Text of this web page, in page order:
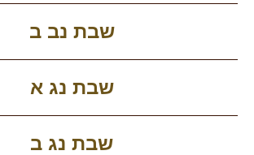
שבת נב ב
שבת נג א
שבת נג ב